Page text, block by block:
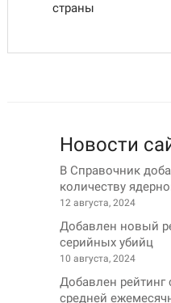
страны
Новости
В Справочник
количеству
12 августа, 2024
Добавлен новый
серийных убийц
10 августа, 2024
Добавлен рейтинг
средней